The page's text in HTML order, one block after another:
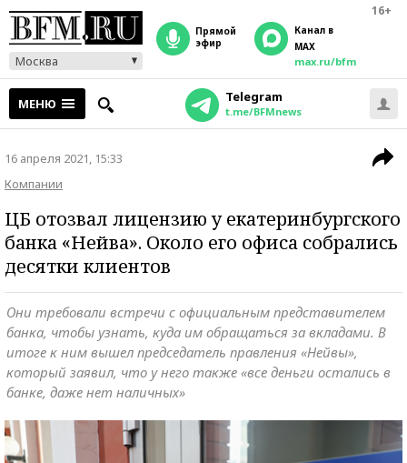
16+
Москва
прямой
эфир
Канал в
MAX
max.ru/bfm
МЕНЮ Telegram
t.me/BFMnews
16 апреля 2021, 15:33
Компании
ЦБ отозвал лицензию у екатеринбургского
банка «Нейва». Около его офиса собрались
десятки клиентов
Они требовали встречи с официальным представителем
банка, чтобы узнать, куда им обращаться за вкладами. В
итоге к ним вышел председатель правления «Нейвы»,
который заявил, что у него также «все деньги остались в
банке, даже нет наличных»